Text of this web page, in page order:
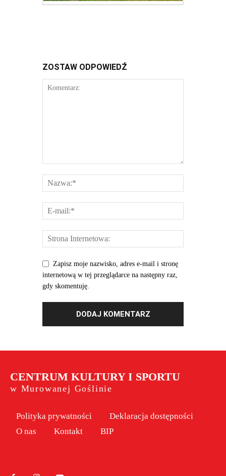
ZOSTAW ODPOWIEDŹ
Zapisz moje nazwisko, adres e-mail i stronę
internetową w tej przeglądarce na następny raz,
gdy skomentuję.
CENTRUM KULTURY I SPORTU
w Murowanej Goślinie
Polityka prywatności
Deklaracja dostępności
O nas
Kontakt BIP